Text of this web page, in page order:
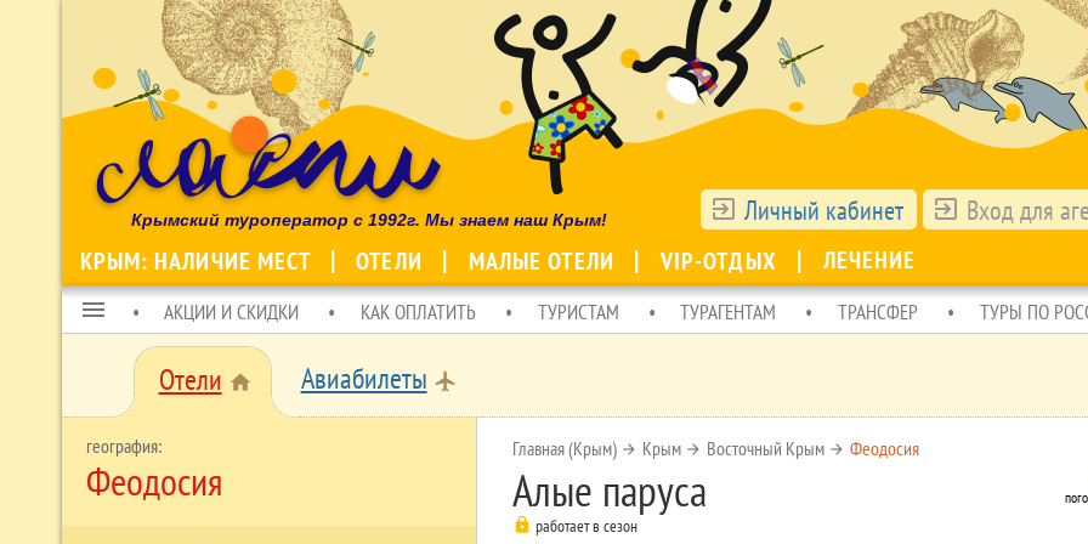
Крымский туроператор с 1992г. Мы знаем наш Крым! exit_to_app Личный кабинет exit_to_app Вход для
КРЫМ: НАЛИЧИЕ МЕСТ ОТЕЛИ МАЛЫЕ ОТЕЛИ VIP-ОТДЫХ ЛЕЧЕНИЕ
menu АКЦИИ И СКИДКИ КАК ОПЛАТИТЬ ТУРИСТАМ ТУРАГЕНТАМ ТРАНСФЕР ТУРЫ ПО
Отели home Авиабилеты local_airport
Феодосия
Главная (Крым) arrow_forward Крым arrow_forward Восточный Крым arrow_forward Феодосия
Алые паруса
lock работает в сезон